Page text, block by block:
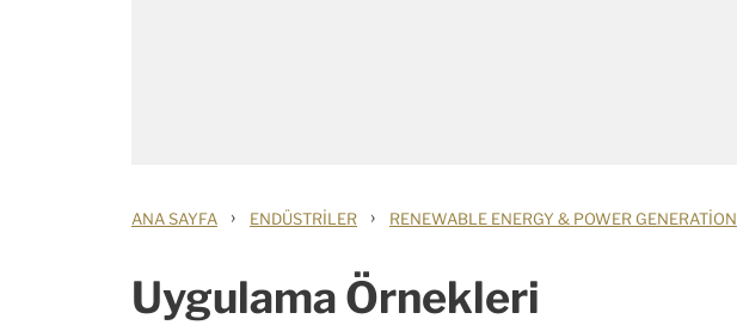
ANA SAYFA › ENDÜSTRILER › RENEWABLE ENERGY & POWER GENERATION
Uygulama Örnekleri